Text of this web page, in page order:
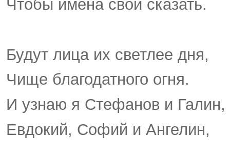
Чтобы имена свои сказать.
Будут лица их светлее дня,
Чище благодатного огня.
И узнаю я Стефанов и Галин,
Евдокий, Софий и Ангелин,